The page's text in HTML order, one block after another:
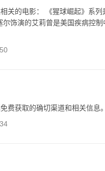
关的电影： 《猩球崛起》系
尔饰演的艾莉曾是美国疾病控
费获取的确切渠道和相关信息。